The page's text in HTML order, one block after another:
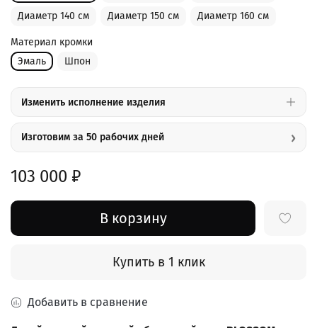
Диаметр 140 см
Диаметр 150 см Диаметр 160 см
Материал кромки
Эмаль
Шпон
Изменить исполнение изделия
Изготовим за 50 рабочих дней ›
103 000 ₽
В корзину
Купить в 1 клик
Добавить в сравнение